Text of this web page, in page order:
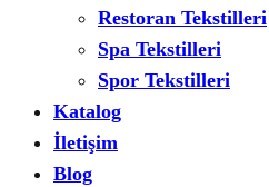
Restoran Tekstilleri
Spa Tekstilleri
Spor Tekstilleri
Katalog
İletişim
Blog